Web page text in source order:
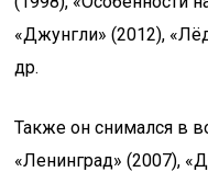
«Джунгли» (2012),
др.
Также он снимался в
«Ленинград» (2007),